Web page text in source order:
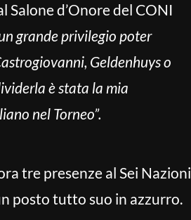
Salone d’Onore del CONI
un grande privilegio poter
Geldenhuys o
è stata la mia
nel Torneo”.
tre presenze al Sei Nazioni
posto tutto suo in azzurro.